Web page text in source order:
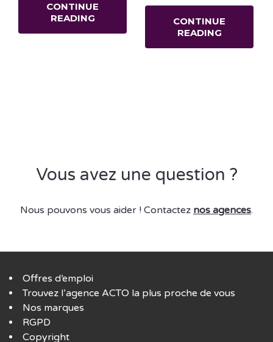
CONTINUE
READING
CONTINUE
READING
Vous avez une question ?
Nous pouvons vous aider ! Contactez nos agences.
Offres d’emploi
Trouvez l’agence ACTO la plus proche de vous
Nos marques
RGPD
Copyright